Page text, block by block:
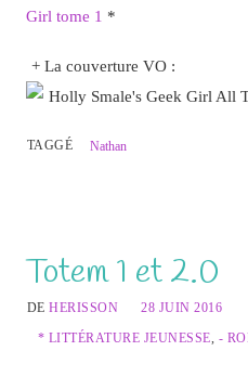
Girl tome 1 *
+ La couverture VO :
TAGGÉ Nathan
Totem 1 et 2.0
DEHERISSON
28 JUIN 2016
* LITTÉRATURE JEUNESSE, -